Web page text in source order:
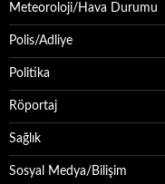
Meteoroloji/Hava Durumu
Polis/Adliye
Politika
Röportaj
Sağlık
Sosyal Medya/Bilişim